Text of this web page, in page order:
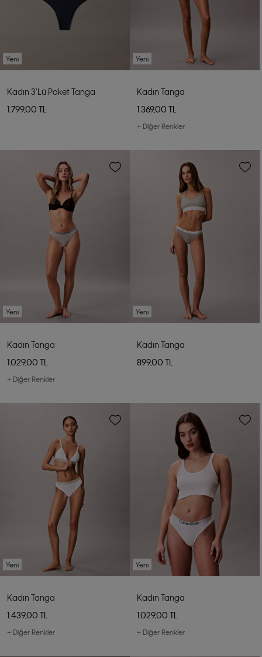
Yeni
Kadın 3'lü Paket Tanga
1.799,00 TL
Yeni
Kadın Tanga
1.369,00 TL
+ Diğer Renkler
Yeni
Kadın Tanga
1.029,00 TL
+ Diğer Renkler
Yeni
Kadın Tanga
899,00 TL
Yeni
Kadın Tanga
1.439,00 TL
+ Diğer Renkler
Yeni
Kadın Tanga
1.029,00 TL
+ Diğer Renkler